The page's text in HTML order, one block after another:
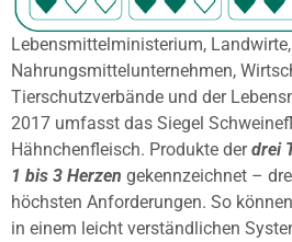
Lebensmittelministerium, Landwirte,
Nahrungsmittelunternehmen,
Tierschutzverbände und der
2017 umfasst das Siegel
Hähnchenfleisch. Produkte derdrei
1 bis 3 Herzen gekennzeichnet –
höchsten Anforderungen. So
in einem leicht verständlichen